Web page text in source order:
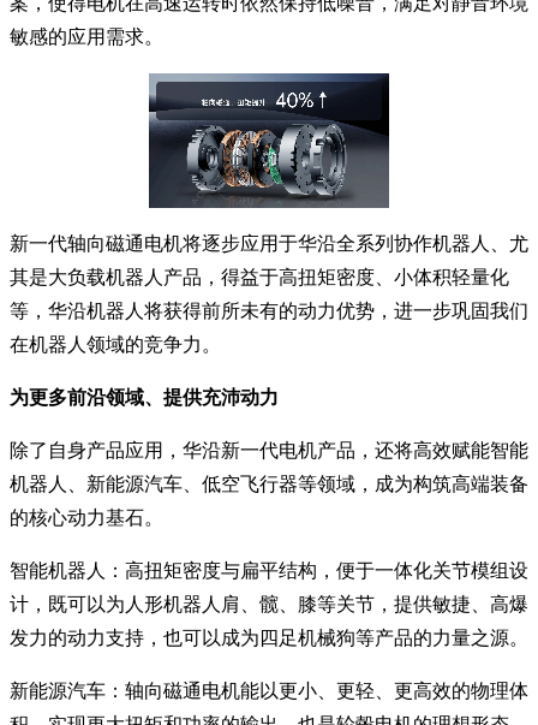
敏感的应用需求。
新一代轴向磁通电机将逐步应用于华沿全系列协作机器人、尤
其是大负载机器人产品，得益于高扭矩密度、小体积轻量化
等，华沿机器人将获得前所未有的动力优势，进一步巩固我们
在机器人领域的竞争力。
为更多前沿领域、提供充沛动力
除了自身产品应用，华沿新一代电机产品，还将高效赋能智能
机器人、新能源汽车、低空飞行器等领域，成为构筑高端装备
的核心动力基石。
智能机器人：高扭矩密度与扁平结构，便于一体化关节模组设
计，既可以为人形机器人肩、髋、膝等关节，提供敏捷、高爆
发力的动力支持，也可以成为四足机械狗等产品的力量之源。
新能源汽车：轴向磁通电机能以更小、更轻、更高效的物理体